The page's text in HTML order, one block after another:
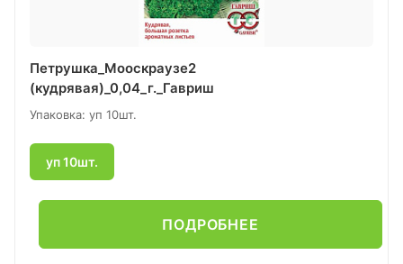
Петрушка_Мооскраузе2
(кудрявая)_0,04_г._Гавриш
Упаковка: уп 10шт.
уп 10шт.
ПОДРОБНЕЕ